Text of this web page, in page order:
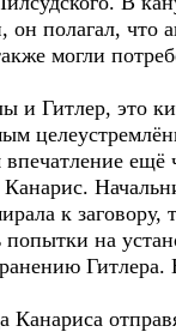
он полагал, что
могли
и Гитлер, это
впечатление
к заговору,
на
Гитлера.
Канариса